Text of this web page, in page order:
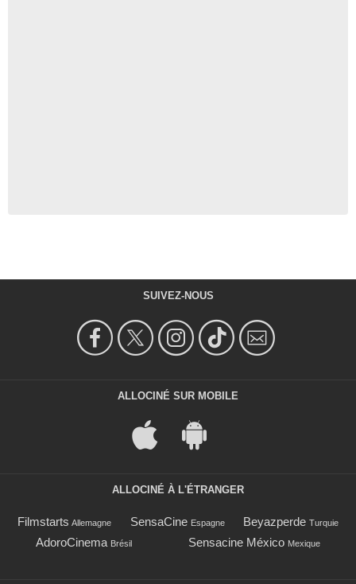
SUIVEZ-NOUS
ALLOCINÉ SUR MOBILE
ALLOCINÉ À L'ÉTRANGER
Filmstarts Allemagne SensaCine Espagne Beyazperde Turquie
AdoroCinema Brésil Sensacine México Mexique